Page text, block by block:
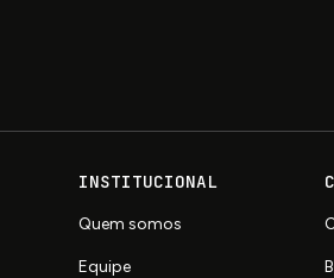
INSTITUCIONAL
Quem somos
Equipe